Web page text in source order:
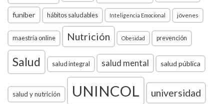
funiber hábitos saludables Inteligencia Emocional jóvenes
maestría online Nutrición Obesidad prevención
Salud salud integral salud mental salud pública
salud y nutrición UNINCOL universidad